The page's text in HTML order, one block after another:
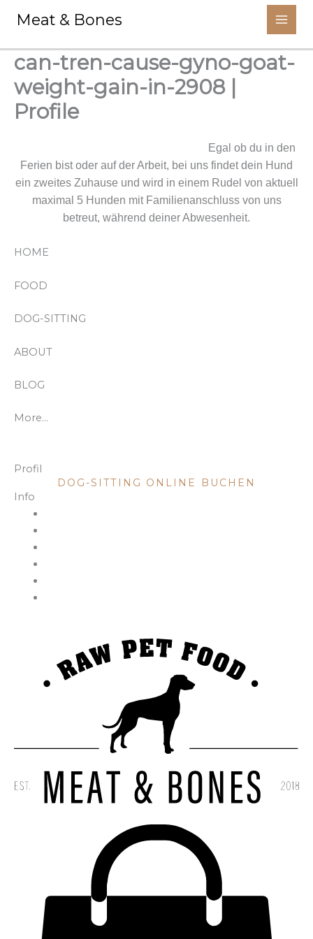
Meat & Bones
can-tren-cause-gyno-goat-
weight-gain-in-2908 |
Profile
Egal ob du in den
Ferien bist oder auf der Arbeit, bei uns findet dein Hund
ein zweites Zuhause und wird in einem Rudel von aktuell
maximal 5 Hunden mit Familienanschluss von uns
betreut, während deiner Abwesenheit.
HOME
FOOD
DOG-SITTING
ABOUT
BLOG
More…
Profil
DOG-SITTING ONLINE BUCHEN
Info